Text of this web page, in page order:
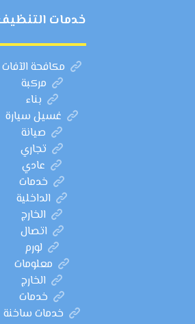
خدمات
مكافحة الآفات
مركبة
بناء
غسيل سيارة
صيانة
تجاري
عادي
خدمات
الداخلية
الخارج
اتصال
لورم
معلومات
الخارج
خدمات
خدمات ساخنة